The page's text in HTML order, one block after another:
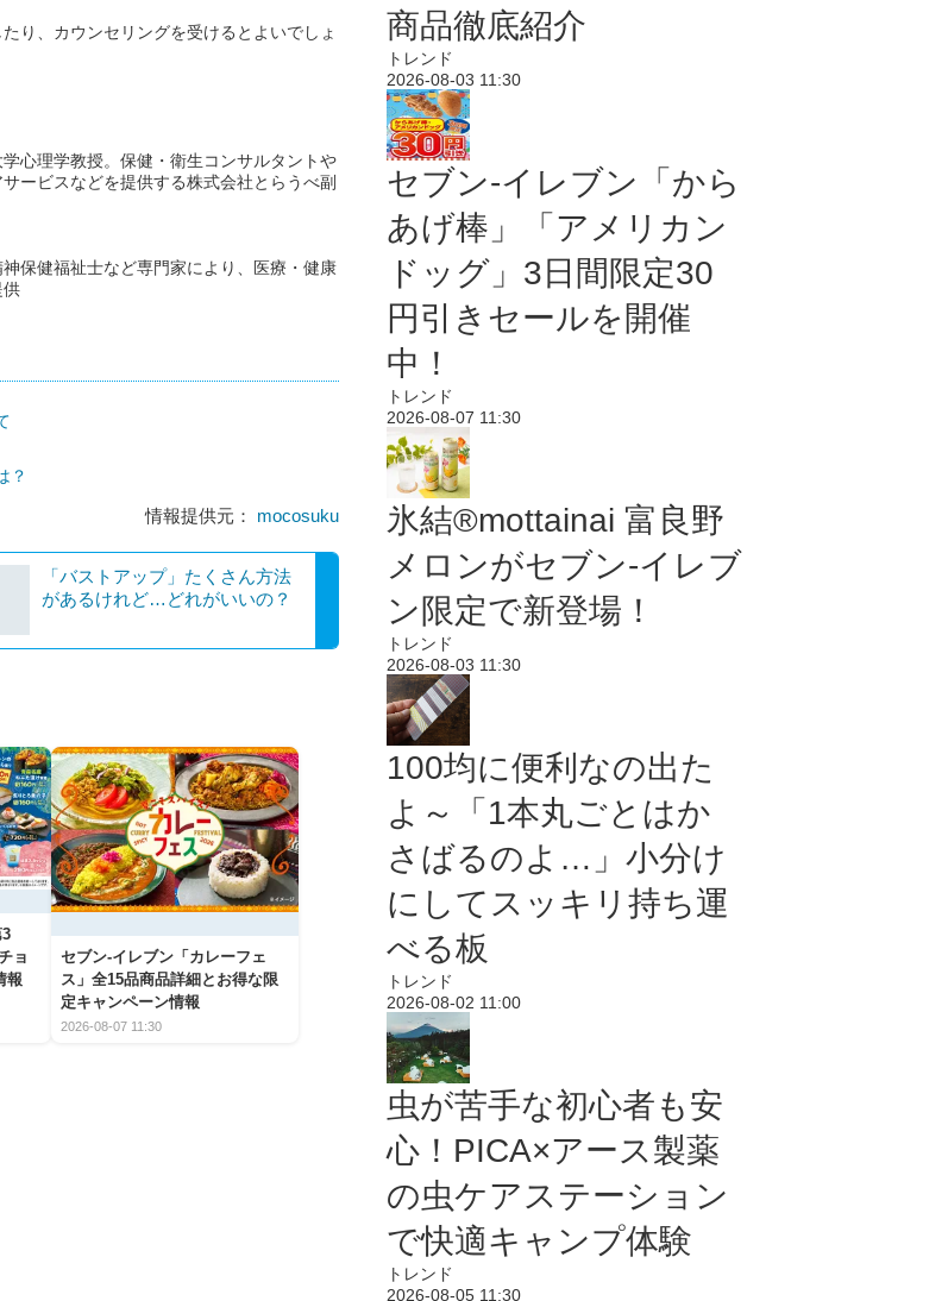
り、カウンセリングを受けるとよいでしょ
心理学教授。保健・衛生コンサルタントや
ービスなどを提供する株式会社とらうべ副
保健福祉士など専門家により、医療・健康
供
？
情報提供元： mocosuku
「バストアップ」たくさん方法
があるけれど…どれがいいの？
ョ
報
セブン‐イレブン「カレーフェ
ス」全15品商品詳細とお得な限
定キャンペーン情報
2026-08-07 11:30
商品徹底紹介
トレンド
2026-08-03 11:30
セブン‐イレブン「から
あげ棒」「アメリカン
ドッグ」3日間限定30
円引きセールを開催
中！
トレンド
2026-08-07 11:30
氷結®mottainai 富良野
メロンがセブン‐イレブ
ン限定で新登場！
トレンド
2026-08-03 11:30
100均に便利なの出た
よ～「1本丸ごとはか
さばるのよ…」小分け
にしてスッキリ持ち運
べる板
トレンド
2026-08-02 11:00
虫が苦手な初心者も安
心！PICA×アース製薬
の虫ケアステーション
で快適キャンプ体験
トレンド
2026-08-05 11:30